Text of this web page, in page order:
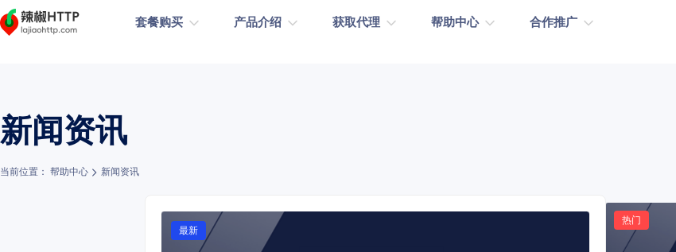
套餐购买
静态长效住宅（按个数计费）
原生独享IP 社交媒体
支持CDK分发 免费
产品介绍
动态住宅代理
支持动态轮转/粘性会话支持
获取代理
动态住宅代理
静态长效住宅
帮助中心
常见问题
使用教程
合作推广
合作伙伴
了解辣椒HTTP更多的合作伙伴。
新闻资讯
当前位置： 帮助中心 新闻资讯
最新
热门
热门